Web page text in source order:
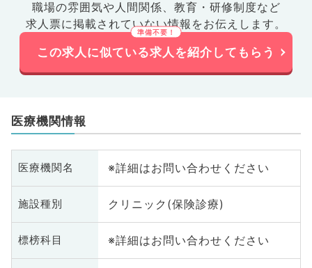
職場の雰囲気や人間関係、 教育・研修制度など
求人票に掲載されていない情報をお伝えします。
この求人に似ている求人を紹介してもらう
医療機関情報
医療機関名 ※詳細はお問い合わせください
施設種別 クリニック(保険診療)
標榜科目 ※詳細はお問い合わせください